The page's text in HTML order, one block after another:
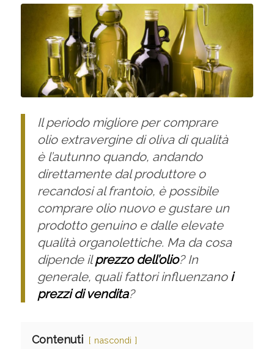
Il periodo migliore per comprare
olio extravergine di oliva di qualità
è l’autunno quando, andando
direttamente dal produttore o
recandosi al frantoio, è possibile
comprare olio nuovo e gustare un
prodotto genuino e dalle elevate
qualità organolettiche. Ma da cosa
dipende ilprezzo dell’olio? In
generale, quali fattori influenzano i
prezzi di vendita?
Contenuti nascondi